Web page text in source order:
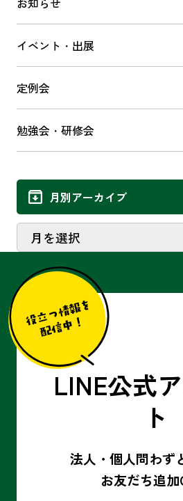
イベント・出展
定例会
勉強会・研修会
月別アーカイブ
LINE公式
ト
法人・個人問わず
お友だち追加